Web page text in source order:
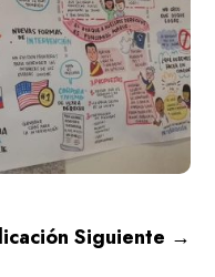
Siguiente →